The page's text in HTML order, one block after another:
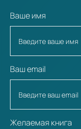
Ваше имя
Ваш email
Желаемая книга